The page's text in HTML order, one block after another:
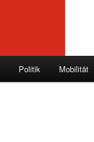
Politik Mobilität